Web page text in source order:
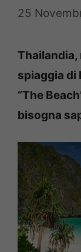
25
Thailandia,
spiaggia di
“The
bisogna